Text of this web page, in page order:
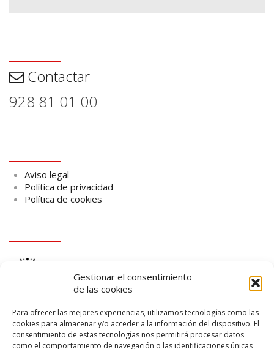
Gestionar el consentimiento
de las cookies
Para ofrecer las mejores experiencias, utilizamos tecnologías como las
cookies para almacenar y/o acceder a la información del dispositivo. El
consentimiento de estas tecnologías nos permitirá procesar datos
como el comportamiento de navegación o las identificaciones únicas
Contactar
928 81 01 00
Aviso legal
Política de privacidad
Política de cookies
logo SID